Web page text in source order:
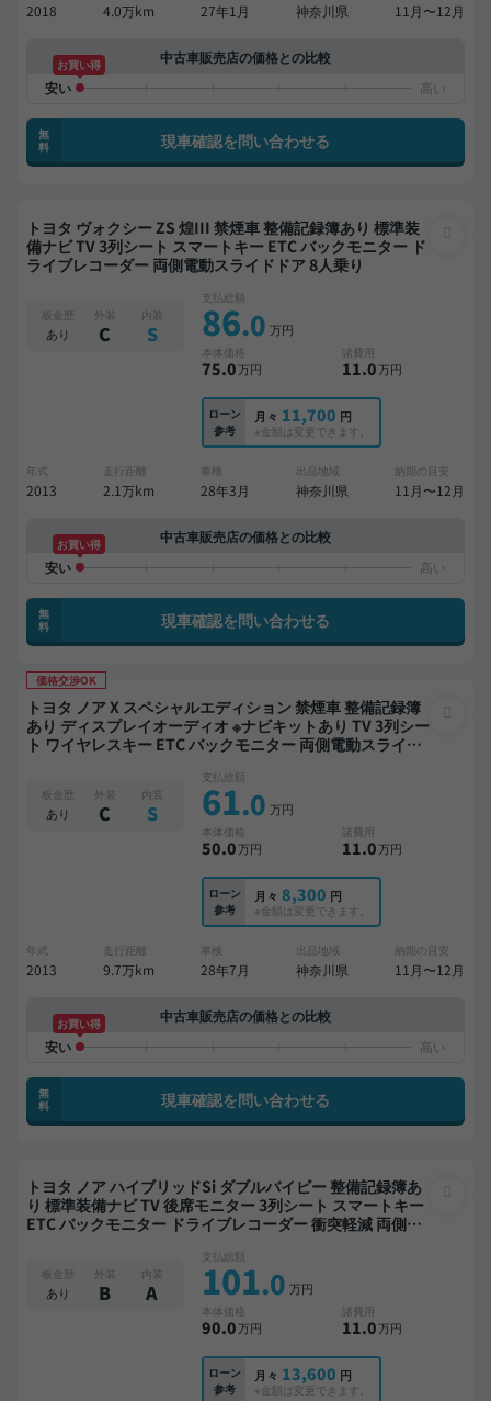
2018 4.0万km 27年1月 神奈川県 11月〜12月
中古車販売店の価格との比較
お買い得
無
料
現車確認を問い合わせる
トヨタ ヴォクシー ZS 煌III 禁煙車 整備記録簿あり 標準装
備ナビ TV 3列シート スマートキー ETC バックモニター ド
ライブレコーダー 両側電動スライドドア 8人乗り
板金歴
あり
外装
C
内装
S
支払総額
86.0 万円
本体価格
75.0万円
諸費用
11.0万円
ローン
参考
月々 11,700 円
※金額は変更できます。
年式
2013
走行距離
2.1万km
車検
28年3月
出品地域
神奈川県
納期の目安
11月〜12月
中古車販売店の価格との比較
お買い得
無
料
現車確認を問い合わせる
価格交渉OK
トヨタ ノア X スペシャルエディション 禁煙車 整備記録簿
あり ディスプレイオーディオ ※ナビキットあり TV 3列シー
ト ワイヤレスキー ETC バックモニター 両側電動スライド
板金歴
あり
外装
C
内装
S
支払総額
61.0 万円
本体価格
50.0万円
諸費用
11.0万円
ローン
参考
月々 8,300 円
※金額は変更できます。
年式
2013
走行距離
9.7万km
車検
28年7月
出品地域
神奈川県
納期の目安
11月〜12月
中古車販売店の価格との比較
お買い得
無
料
現車確認を問い合わせる
トヨタ ノア ハイブリッドSi ダブルバイビー 整備記録簿あ
り 標準装備ナビ TV 後席モニター 3列シート スマートキー
ETC バックモニター ドライブレコーダー 衝突軽減 両側電
板金歴
あり
外装
B
内装
A
支払総額
101.0 万円
本体価格
90.0万円
諸費用
11.0万円
ローン
参考
月々 13,600 円
※金額は変更できます。